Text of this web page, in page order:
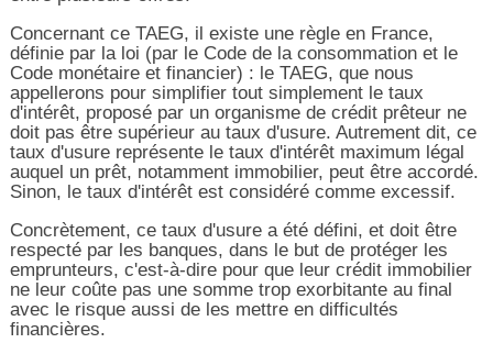
Concernant ce TAEG, il existe une règle en France,
définie par la loi (par le Code de la consommation et le
Code monétaire et financier) : le TAEG, que nous
appellerons pour simplifier tout simplement le taux
d'intérêt, proposé par un organisme de crédit prêteur ne
doit pas être supérieur au taux d'usure. Autrement dit, ce
taux d'usure représente le taux d'intérêt maximum légal
auquel un prêt, notamment immobilier, peut être accordé.
Sinon, le taux d'intérêt est considéré comme excessif.
Concrètement, ce taux d'usure a été défini, et doit être
respecté par les banques, dans le but de protéger les
emprunteurs, c'est-à-dire pour que leur crédit immobilier
ne leur coûte pas une somme trop exorbitante au final
avec le risque aussi de les mettre en difficultés
financières.